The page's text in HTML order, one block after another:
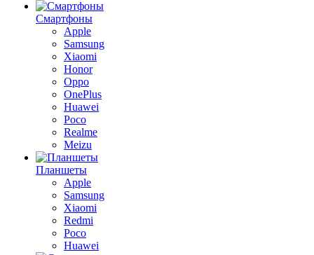
Смартфоны
Apple
Samsung
Xiaomi
Honor
Oppo
OnePlus
Huawei
Poco
Realme
Meizu
Планшеты
Apple
Samsung
Xiaomi
Redmi
Poco
Huawei